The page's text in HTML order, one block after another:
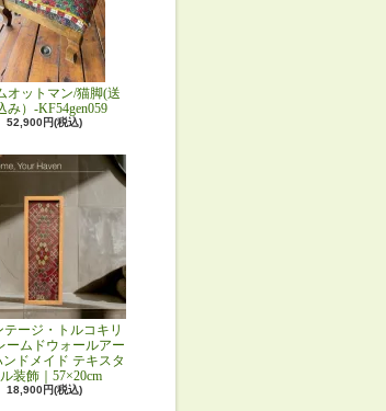
オットマン/猫脚(送
み）-KF54gen059
52,900円(税込)
テージ・トルコキリ
ームドウォールアー
ンドメイド テキスタ
装飾｜57×20cm
18,900円(税込)